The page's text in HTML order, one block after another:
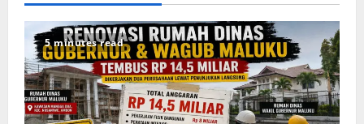
5 minutes read